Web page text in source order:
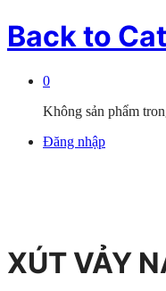
Back to
0
Không sản phẩm
Đăng nhập
XÚT VẢY